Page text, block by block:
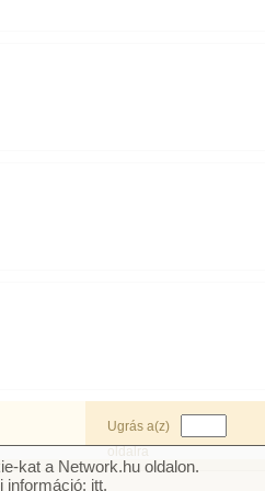
Ugrás a(z)
oldalra
kat a Network.hu oldalon.
információ: itt.